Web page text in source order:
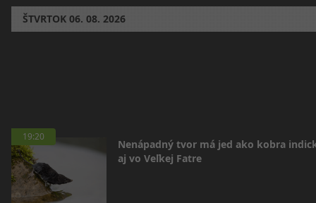
ŠTVRTOK 06. 08. 2026
19:20
Nenápadný tvor má jed ako kobra
aj vo Veľkej Fatre